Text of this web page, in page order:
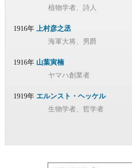
植物学者、詩人
1916年 上村彦之丞
海軍大将、男爵
1916年 山葉寅楠
ヤマハ創業者
1919年 エルンスト・ヘッケル
生物学者、哲学者